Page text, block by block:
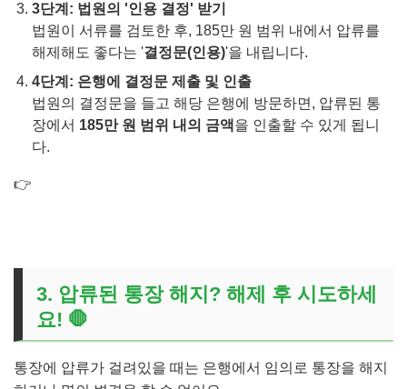
3단계: 법원의 '인용 결정' 받기
법원이 서류를 검토한 후, 185만 원 범위 내에서 압류를
해제해도 좋다는 '결정문(인용)'을 내립니다.
4단계: 은행에 결정문 제출 및 인출
법원의 결정문을 들고 해당 은행에 방문하면, 압류된 통
장에서 185만 원 범위 내의 금액을 인출할 수 있게 됩니
다.
👉
3. 압류된 통장 해지? 해제 후 시도하세
요! 🛑
통장에 압류가 걸려있을 때는 은행에서 임의로 통장을 해지